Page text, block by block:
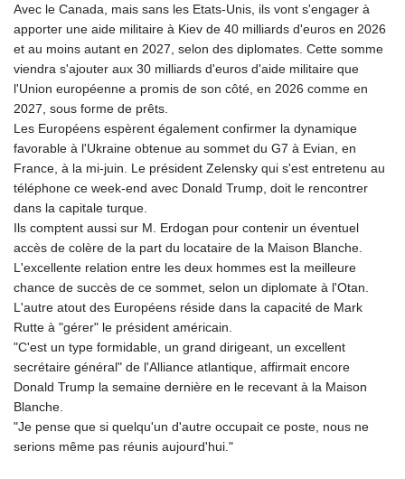
PEN 3.90252
PGK 5.092461
PHP 70.290014
PKR 319.921597
PLN 4.298989
QAR 4.212427
RON 5.248837
RSD 117.304542
RUB 94.335971
SAR 4.328192
SBD 9.322337
SCR 16.700252
SDG 694.055348
SEK 10.962537
SGD 1.477805
SLE 28.431255
SOS 658.600923
SRD 43.76612
STN 24.492597
SVC 10.082952
Avec le Canada, mais sans les Etats-Unis, ils vont s'engager à
apporter une aide militaire à Kiev de 40 milliards d'euros en 2026
et au moins autant en 2027, selon des diplomates. Cette somme
viendra s'ajouter aux 30 milliards d'euros d'aide militaire que
l'Union européenne a promis de son côté, en 2026 comme en
2027, sous forme de prêts.
Les Européens espèrent également confirmer la dynamique
favorable à l'Ukraine obtenue au sommet du G7 à Evian, en
France, à la mi-juin. Le président Zelensky qui s'est entretenu au
téléphone ce week-end avec Donald Trump, doit le rencontrer
dans la capitale turque.
Ils comptent aussi sur M. Erdogan pour contenir un éventuel
accès de colère de la part du locataire de la Maison Blanche.
L'excellente relation entre les deux hommes est la meilleure
chance de succès de ce sommet, selon un diplomate à l'Otan.
L'autre atout des Européens réside dans la capacité de Mark
Rutte à "gérer" le président américain.
"C'est un type formidable, un grand dirigeant, un excellent
secrétaire général" de l'Alliance atlantique, affirmait encore
Donald Trump la semaine dernière en le recevant à la Maison
Blanche.
"Je pense que si quelqu'un d'autre occupait ce poste, nous ne
serions même pas réunis aujourd'hui."